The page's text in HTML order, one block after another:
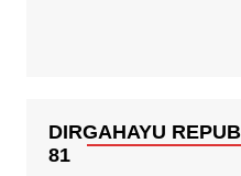
DIRGAHAYU
81